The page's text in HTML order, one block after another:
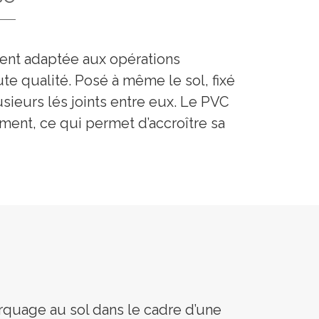
adaptée aux opérations
qualité. Posé à même le sol, fixé
lés joints entre eux. Le PVC
ce qui permet d’accroître sa
au sol dans le cadre d’une